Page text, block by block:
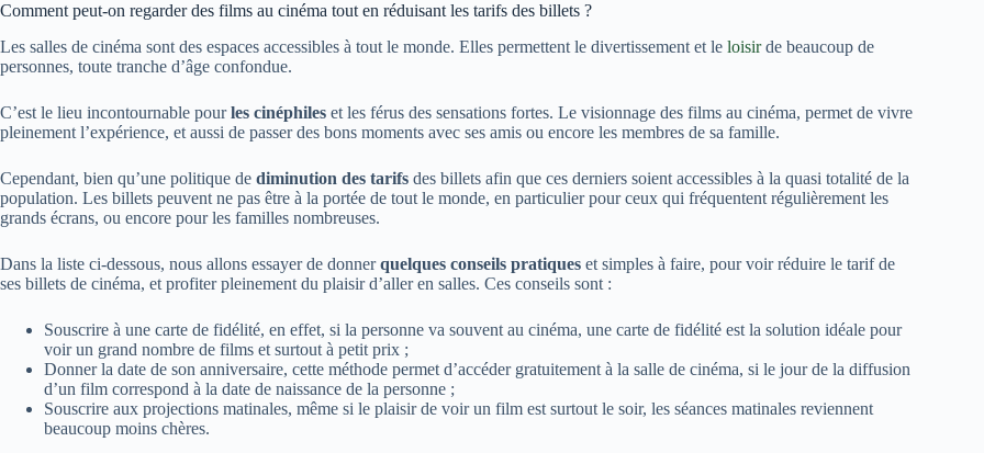
Comment peut-on regarder des films au cinéma tout en réduisant les tarifs des billets ?
Les salles de cinéma sont des espaces accessibles à tout le monde. Elles permettent le divertissement et le loisirde beaucoup de
personnes, toute tranche d’âge confondue.
C’est le lieu incontournable pourles cinéphiles et les férus des sensations fortes. Le visionnage des films au cinéma, permet de vivre
pleinement l’expérience, et aussi de passer des bons moments avec ses amis ou encore les membres de sa famille.
Cependant, bien qu’une politique de diminution des tarifs des billets afin que ces derniers soient accessibles à la quasi totalité de la
population. Les billets peuvent ne pas être à la portée de tout le monde, en particulier pour ceux qui fréquentent régulièrement les
grands écrans, ou encore pour les familles nombreuses.
Dans la liste ci-dessous, nous allons essayer de donnerquelques conseils pratiques et simples à faire, pour voir réduire le tarif de
ses billets de cinéma, et profiter pleinement du plaisir d’aller en salles. Ces conseils sont :
Souscrire à une carte de fidélité, en effet, si la personne va souvent au cinéma, une carte de fidélité est la solution idéale pour
voir un grand nombre de films et surtout à petit prix ;
Donner la date de son anniversaire, cette méthode permet d’accéder gratuitement à la salle de cinéma, si le jour de la diffusion
d’un film correspond à la date de naissance de la personne ;
Souscrire aux projections matinales, même si le plaisir de voir un film est surtout le soir, les séances matinales reviennent
beaucoup moins chères.